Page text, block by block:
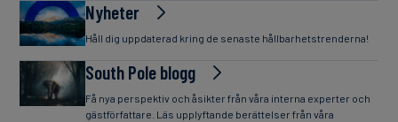
Nyheter
Håll dig uppdaterad kring de senaste hållbarhetstrenderna!
South Pole blogg
Få nya perspektiv och åsikter från våra interna experter och
gästförfattare. Läs upplyftande berättelser från våra